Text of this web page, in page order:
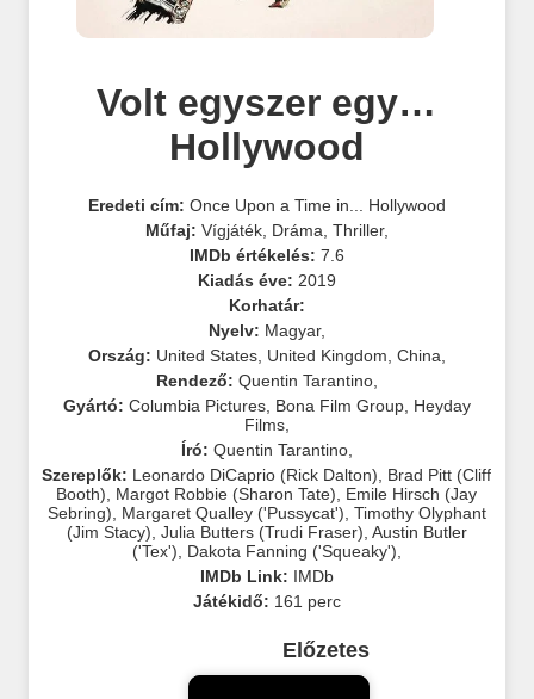
Volt egyszer egy…
Hollywood
Eredeti cím: Once Upon a Time in... Hollywood
Műfaj: Vígjáték, Dráma Thriller,
IMDb értékelés: 7.6
Kiadás éve: 2019
Korhatár:
Nyelv: Magyar,
Ország: United States, United Kingdom China
Rendező: Quentin Tarantino,
Gyártó: Columbia Pictures, Bona Film Group, Heyday
Films,
Író: Quentin Tarantino,
Szereplők: Leonardo DiCaprio (Rick Dalton)
Brad Pitt (Cliff
Booth)
Margot Robbie (Sharon Tate)
Emile Hirsch (Jay
Sebring)
Margaret Qualley ('Pussycat') Timothy Olyphant
(Jim Stacy) Julia Butters (Trudi Fraser) Austin Butler
('Tex')
Dakota Fanning ('Squeaky')
IMDb Link: IMDb
Játékidő: 161 perc
Előzetes